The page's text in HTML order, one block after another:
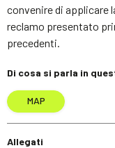
convenire di applicare
reclamo presentato
precedenti.
Di cosa si parla in
MAP
Allegati